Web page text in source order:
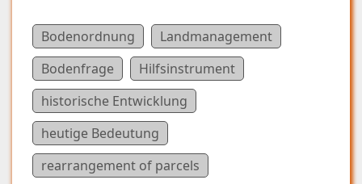
Bodenordnung
Landmanagement
Bodenfrage
Hilfsinstrument
historische Entwicklung
heutige Bedeutung
rearrangement of parcels